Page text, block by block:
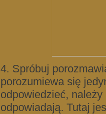
4. Spróbuj
porozumiewa się
odpowiedzieć,
odpowiadają. Tutaj